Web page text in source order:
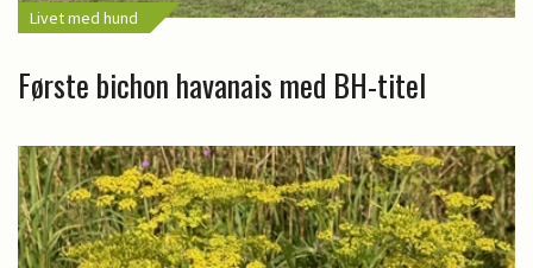
Livet med hund
Første bichon havanais med BH-titel